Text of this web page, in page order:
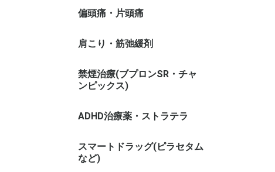
偏頭痛・片頭痛
肩こり・筋弛緩剤
禁煙治療(ブプロンSR・チャ
ンピックス)
ADHD治療薬・ストラテラ
スマートドラッグ(ピラセタム
など)